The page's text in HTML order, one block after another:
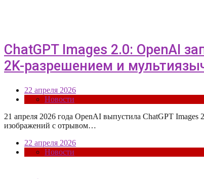
ChatGPT Images 2.0: OpenAI
2K-разрешением и
22 апреля 2026
Новости
21 апреля 2026 года OpenAI выпустила ChatGPT Images
изображений с отрывом…
22 апреля 2026
Новости